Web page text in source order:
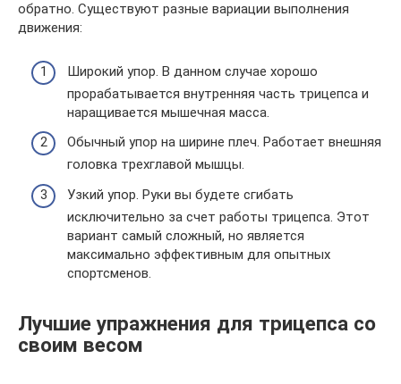
обратно. Существуют разные вариации выполнения
движения:
Широкий упор. В данном случае хорошо
прорабатывается внутренняя часть трицепса и
наращивается мышечная масса.
Обычный упор на ширине плеч. Работает внешняя
головка трехглавой мышцы.
Узкий упор. Руки вы будете сгибать
исключительно за счет работы трицепса. Этот
вариант самый сложный, но является
максимально эффективным для опытных
спортсменов.
Лучшие упражнения для трицепса со
своим весом